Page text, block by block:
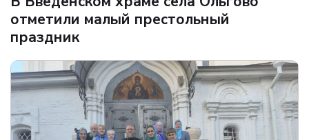
отметили малый престольный
праздник